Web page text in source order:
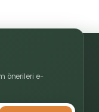
önerileri e-